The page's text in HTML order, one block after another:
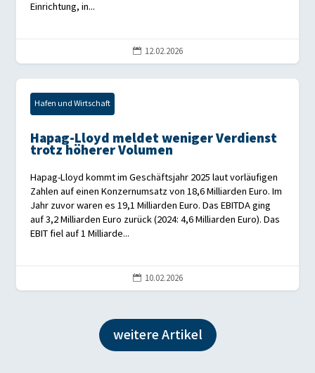
Einrichtung, in...
 12.02.2026
Hafen und Wirtschaft
Hapag-Lloyd meldet weniger Verdienst
trotz höherer Volumen
Hapag-Lloyd kommt im Geschäftsjahr 2025 laut vorläufigen
Zahlen auf einen Konzernumsatz von 18,6 Milliarden Euro. Im
Jahr zuvor waren es 19,1 Milliarden Euro. Das EBITDA ging
auf 3,2 Milliarden Euro zurück (2024: 4,6 Milliarden Euro). Das
EBIT fiel auf 1 Milliarde...
 10.02.2026
weitere Artikel